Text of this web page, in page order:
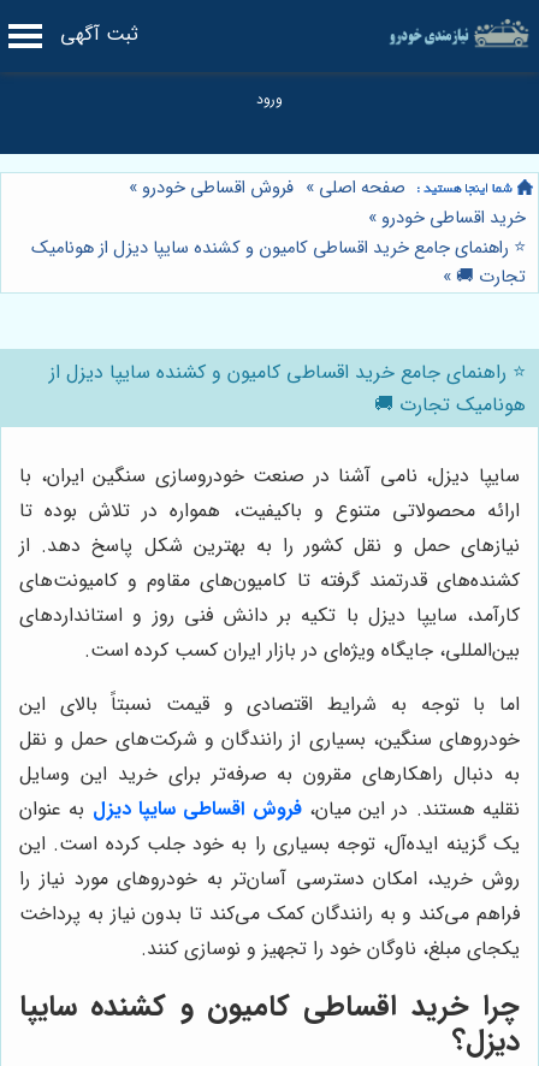
ثبت آگهی
صفحه اصلی » فروش اقساطی خودرو »
خرید اقساطی خودرو »
⭐️ راهنمای جامع خرید اقساطی کامیون و کشنده سایپا دیزل از هونامیک
تجارت 🚚 »
⭐️ راهنمای جامع خرید اقساطی کامیون و کشنده سایپا دیزل از
هونامیک تجارت 🚚
سایپا دیزل، نامی آشنا در صنعت خودروسازی سنگین ایران، با
ارائه محصولاتی متنوع و باکیفیت، همواره در تلاش بوده تا
نیازهای حمل و نقل کشور را به بهترین شکل پاسخ دهد. از
کشنده‌های قدرتمند گرفته تا کامیون‌های مقاوم و کامیونت‌های
کارآمد، سایپا دیزل با تکیه بر دانش فنی روز و استانداردهای
بین‌المللی، جایگاه ویژه‌ای در بازار ایران کسب کرده است.
اما با توجه به شرایط اقتصادی و قیمت نسبتاً بالای این
خودروهای سنگین، بسیاری از رانندگان و شرکت‌های حمل و نقل
به دنبال راهکارهای مقرون به صرفه‌تر برای خرید این وسایل
نقلیه هستند. در این میان،فروش اقساطی سایپا دیزل به عنوان
یک گزینه ایده‌آل، توجه بسیاری را به خود جلب کرده است. این
روش خرید، امکان دسترسی آسان‌تر به خودروهای مورد نیاز را
فراهم می‌کند و به رانندگان کمک می‌کند تا بدون نیاز به پرداخت
یکجای مبلغ، ناوگان خود را تجهیز و نوسازی کنند.
چرا خرید اقساطی کامیون و کشنده سایپا
دیزل؟